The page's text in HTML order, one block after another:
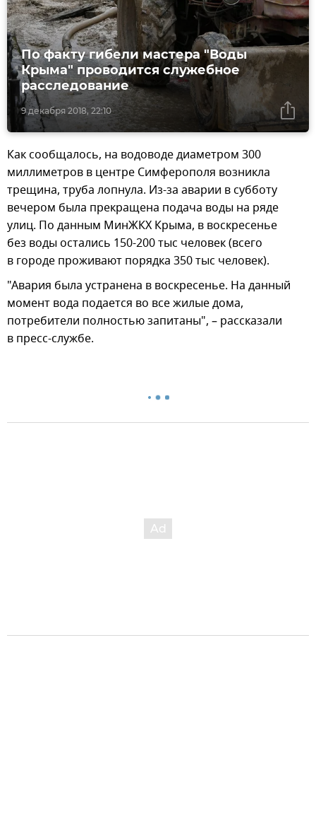
9 декабря 2018, 22:10
По факту гибели мастера "Воды
Крыма" проводится служебное
расследование
Как сообщалось, на водоводе диаметром 300
миллиметров в центре Симферополя возникла
трещина, труба лопнула. Из-за аварии в субботу
вечером была прекращена подача воды на ряде
улиц. По данным МинЖКХ Крыма, в воскресенье
без воды остались 150-200 тыс человек (всего
в городе проживают порядка 350 тыс человек).
"Авария была устранена в воскресенье. На данный
момент вода подается во все жилые дома,
потребители полностью запитаны", – рассказали
в пресс-службе.